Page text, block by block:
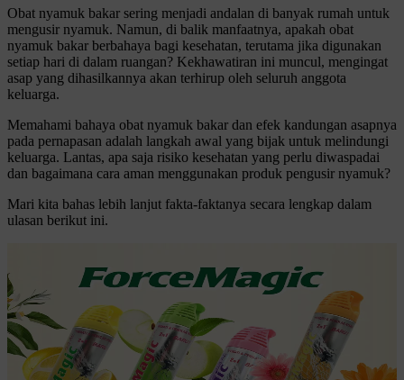
Obat nyamuk bakar sering menjadi andalan di banyak rumah untuk
mengusir nyamuk. Namun, di balik manfaatnya, apakah obat
nyamuk bakar berbahaya bagi kesehatan, terutama jika digunakan
setiap hari di dalam ruangan? Kekhawatiran ini muncul, mengingat
asap yang dihasilkannya akan terhirup oleh seluruh anggota
keluarga.
Memahami bahaya obat nyamuk bakar dan efek kandungan asapnya
pada pernapasan adalah langkah awal yang bijak untuk melindungi
keluarga. Lantas, apa saja risiko kesehatan yang perlu diwaspadai
dan bagaimana cara aman menggunakan produk pengusir nyamuk?
Mari kita bahas lebih lanjut fakta-faktanya secara lengkap dalam
ulasan berikut ini.